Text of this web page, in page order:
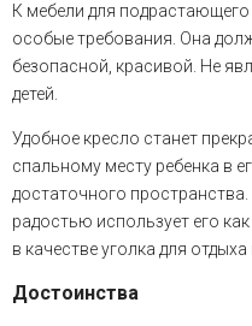
К мебели для
особые требования. Она
безопасной, красивой. Не
детей.
Удобное кресло станет
спальному месту ребенка в
достаточного
радостью использует его
в качестве уголка для отдыха
Достоинства